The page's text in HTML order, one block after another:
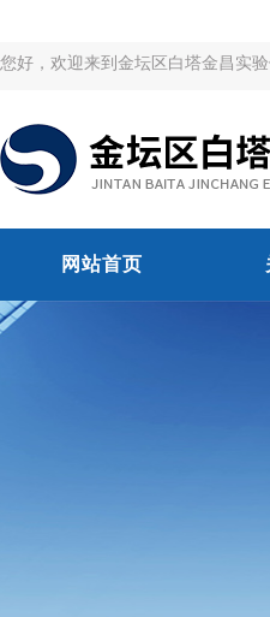
您好，欢迎来到金坛区白塔金昌实验
网站首页